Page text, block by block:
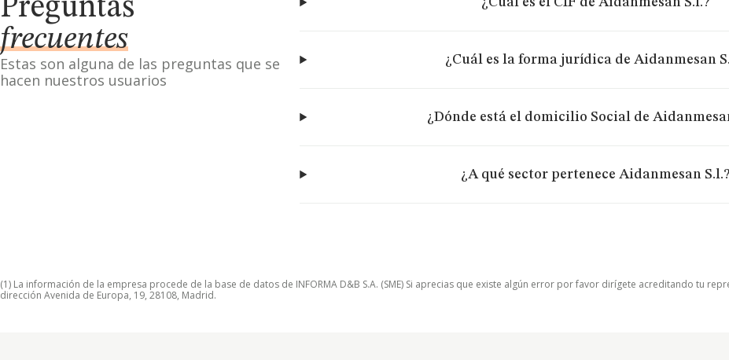
Preguntas
frecuentes
Estas son alguna de las preguntas que se
hacen nuestros usuarios
¿Cuál es la forma jurídica de Aidanmesan
¿Dónde está el domicilio Social de
¿A qué sector pertenece Aidanmesan S.l.?
(1) La información de la empresa procede de la base de datos de INFORMA D&B S.A. (SME) Si aprecias que existe algún error por favor dirígete acreditando tu
dirección Avenida de Europa, 19, 28108, Madrid.